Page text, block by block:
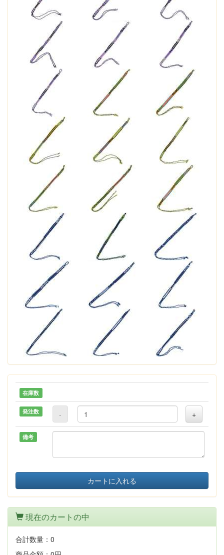
在庫数
発注数 - +
備考
カートに入れる
現在のカートの中
合計数量： 0